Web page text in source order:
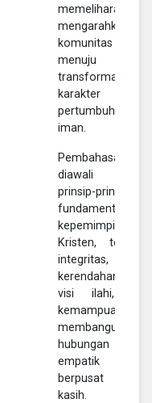
memelihara,
mengarahkan
komunitas
menuju
transformasi
karakter
pertumbuhan
iman.
Pembahasan
diawali
prinsip-prinsip
fundamental
kepemimpinan
Kristen,
integritas,
kerendahan
visi ilahi,
kemampuan
membangun
hubungan
empatik
berpusat
kasih.